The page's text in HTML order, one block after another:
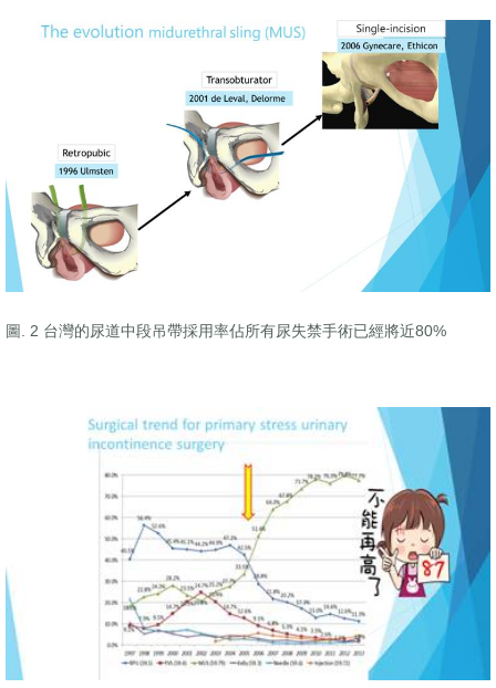
圖. 2 台灣的尿道中段吊帶採用率佔所有尿失禁手術已經將近80%